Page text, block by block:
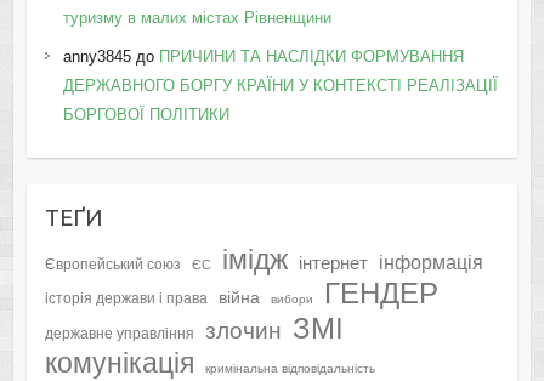
туризму в малих містах Рівненщини
anny3845до ПРИЧИНИ ТА НАСЛІДКИ ФОРМУВАННЯ
ДЕРЖАВНОГО БОРГУ КРАЇНИ У КОНТЕКСТІ РЕАЛІЗАЦІЇ
БОРГОВОЇ ПОЛІТИКИ
ТЕҐИ
Європейський союз ЄС імідж інтернет інформація
історія держави і права війна вибори ГЕНДЕР
державне управління злочин ЗМІ
комунікація кримінальна відповідальність